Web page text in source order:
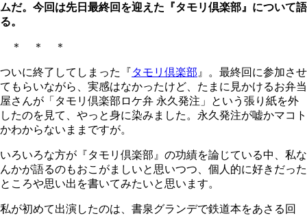
ムだ。今回は先日最終回を迎えた『タモリ倶楽部』について語
る。
＊ ＊ ＊
ついに終了してしまった『タモリ倶楽部 』。最終回に参加させ
てもらいながら、実感はなかったけど、たまに見かけるお弁当
屋さんが「タモリ倶楽部ロケ弁 永久発注」という張り紙を外
したのを見て、やっと身に染みました。永久発注が嘘かマコト
かわからないままですが。
いろいろな方が『タモリ倶楽部』の功績を論じている中、私な
んかが語るのもおこがましいと思いつつ、個人的に好きだった
ところや思い出を書いてみたいと思います。
私が初めて出演したのは、書泉グランデで鉄道本をあさる回